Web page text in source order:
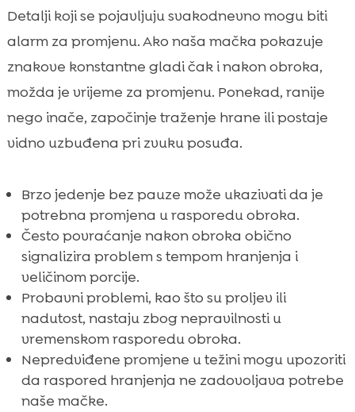
Detalji koji se pojavljuju svakodnevno mogu biti
alarm za promjenu. Ako naša mačka pokazuje
znakove konstantne gladi čak i nakon obroka,
možda je vrijeme za promjenu. Ponekad, ranije
nego inače, započinje traženje hrane ili postaje
vidno uzbuđena pri zvuku posuđa.
Brzo jedenje bez pauze može ukazivati da je
potrebna promjena u rasporedu obroka.
Često povraćanje nakon obroka obično
signalizira problem s tempom hranjenja i
veličinom porcije.
Probavni problemi, kao što su proljev ili
nadutost, nastaju zbog nepravilnosti u
vremenskom rasporedu obroka.
Nepredviđene promjene u težini mogu upozoriti
da raspored hranjenja ne zadovoljava potrebe
naše mačke.